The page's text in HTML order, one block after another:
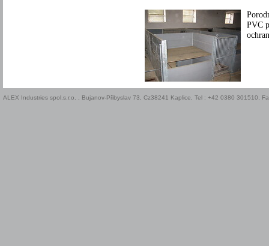
PVC
ALEX Industries spol.s.r.o. , Bujanov-Přibyslav 73, Cz38241 Kaplice, Tel : +42 0380 301510,